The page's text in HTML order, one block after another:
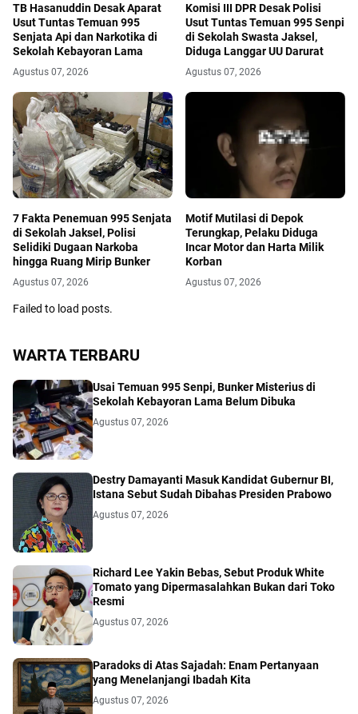
TB Hasanuddin Desak Aparat
Usut Tuntas Temuan 995
Senjata Api dan Narkotika di
Sekolah Kebayoran Lama
Agustus 07, 2026
Komisi III DPR Desak Polisi
Usut Tuntas Temuan 995 Senpi
di Sekolah Swasta Jaksel,
Diduga Langgar UU Darurat
Agustus 07, 2026
7 Fakta Penemuan 995 Senjata
di Sekolah Jaksel, Polisi
Selidiki Dugaan Narkoba
hingga Ruang Mirip Bunker
Agustus 07, 2026
Motif Mutilasi di Depok
Terungkap, Pelaku Diduga
Incar Motor dan Harta Milik
Korban
Agustus 07, 2026
Failed to load posts.
WARTA TERBARU
Usai Temuan 995 Senpi, Bunker Misterius di
Sekolah Kebayoran Lama Belum Dibuka
Agustus 07, 2026
Destry Damayanti Masuk Kandidat Gubernur BI,
Istana Sebut Sudah Dibahas Presiden Prabowo
Agustus 07, 2026
Richard Lee Yakin Bebas, Sebut Produk White
Tomato yang Dipermasalahkan Bukan dari Toko
Resmi
Agustus 07, 2026
Paradoks di Atas Sajadah: Enam Pertanyaan
yang Menelanjangi Ibadah Kita
Agustus 07, 2026